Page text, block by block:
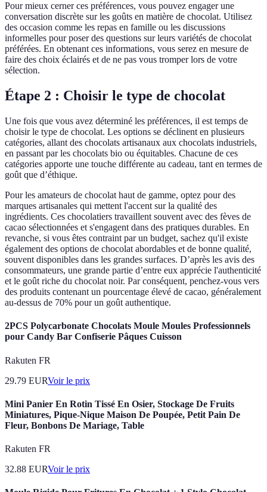
Pour mieux cerner ces préférences, vous pouvez engager une
conversation discrète sur les goûts en matière de chocolat. Utilisez
des occasion comme les repas en famille ou les discussions
informelles pour poser des questions sur leurs variétés de chocolat
préférées. En obtenant ces informations, vous serez en mesure de
faire des choix éclairés et de ne pas vous tromper lors de votre
sélection.
Étape 2 : Choisir le type de chocolat
Une fois que vous avez déterminé les préférences, il est temps de
choisir le type de chocolat. Les options se déclinent en plusieurs
catégories, allant des chocolats artisanaux aux chocolats industriels,
en passant par les chocolats bio ou équitables. Chacune de ces
catégories apporte une touche différente au cadeau, tant en termes de
goût que d’éthique.
Pour les amateurs de chocolat haut de gamme, optez pour des
marques artisanales qui mettent l'accent sur la qualité des
ingrédients. Ces chocolatiers travaillent souvent avec des fèves de
cacao sélectionnées et s'engagent dans des pratiques durables. En
revanche, si vous êtes contraint par un budget, sachez qu'il existe
également des options de chocolat abordables et de bonne qualité,
souvent disponibles dans les grandes surfaces. D’après les avis des
consommateurs, une grande partie d’entre eux apprécie l'authenticité
et le goût riche du chocolat noir. Par conséquent, penchez-vous vers
des produits contenant un pourcentage élevé de cacao, généralement
au-dessus de 70% pour un goût authentique.
2PCS Polycarbonate Chocolats Moule Moules Professionnels
pour Candy Bar Confiserie Pâques Cuisson
Rakuten FR
29.79 EURVoir le prix
Mini Panier En Rotin Tissé En Osier, Stockage De Fruits
Miniatures, Pique-Nique Maison De Poupée, Petit Pain De
Fleur, Bonbons De Mariage, Table
Rakuten FR
32.88 EURVoir le prix